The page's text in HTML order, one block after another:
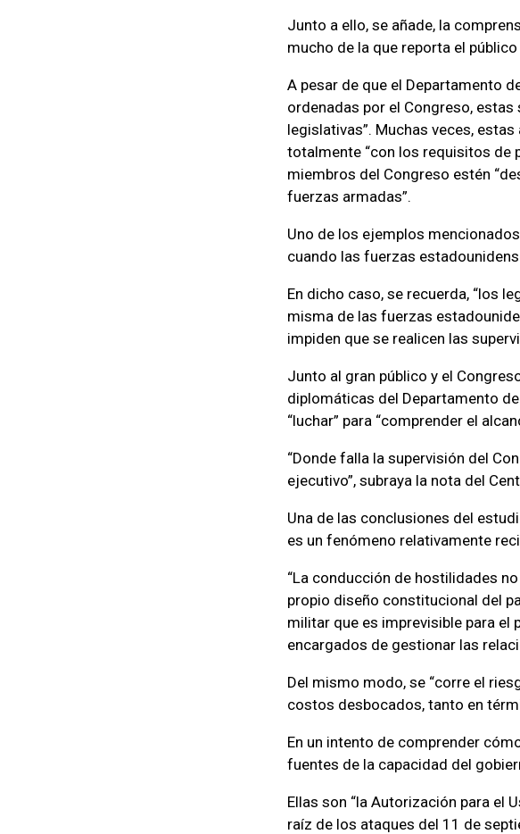
Junto a ello, se añade, la
mucho de la que reporta el
A pesar de que el Departamento
ordenadas por el Congreso,
legislativas”. Muchas veces,
totalmente “con los requisitos de
miembros del Congreso estén
fuerzas armadas”.
Uno de los ejemplos
cuando las fuerzas
En dicho caso, se recuerda, “los
misma de las fuerzas
impiden que se realicen las
Junto al gran público y el
diplomáticas del Departamento
“luchar” para “comprender el
“Donde falla la supervisión del
ejecutivo”, subraya la nota del
Una de las conclusiones del
es un fenómeno relativamente
“La conducción de hostilidades
propio diseño constitucional del
militar que es imprevisible para el
encargados de gestionar las
Del mismo modo, se “corre el
costos desbocados, tanto en
En un intento de comprender
fuentes de la capacidad del
Ellas son “la Autorización para el
raíz de los ataques del 11 de